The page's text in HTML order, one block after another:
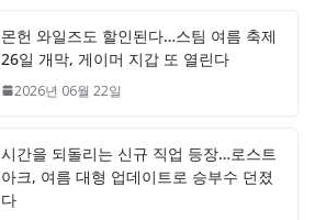
몬헌 와일즈도 할인된다…스팀 여름 축제
26일 개막, 게이머 지갑 또 열린다
2026년 06월 22일
시간을 되돌리는 신규 직업 등장…로스트
아크, 여름 대형 업데이트로 승부수 던졌
다